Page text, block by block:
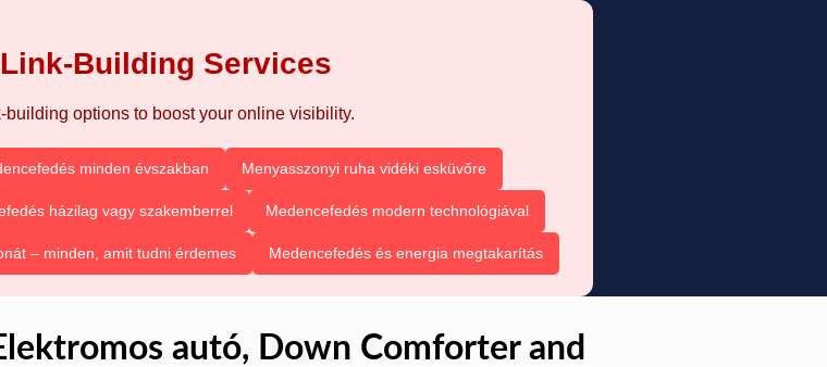
Building Services
building options to boost your online visibility.
minden évszakban Menyasszonyi ruha vidéki esküvőre
házilag vagy szakemberrel Medencefedés modern technológiával
– minden, amit tudni érdemes Medencefedés és energia megtakarítás
autó, Down Comforter and